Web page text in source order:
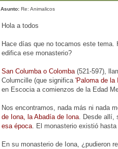
Asunto: Re: Animalicos
Hola a todos
Hace días que no tocamos este tema.
edifica ese monasterio?
San Columba o Colomba(521-597),
Columcille (que significa 'Paloma de la
en Escocia a comienzos de la Edad
Nos encontramos, nada más ni nada
de Iona, la Abadía de Iona. Desde allí,
esa época. El monasterio existió hasta
En su monasterio de Iona, ¿pudieron